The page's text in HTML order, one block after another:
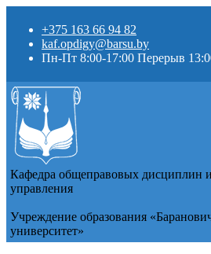
+375 163 66 94 82
kaf.opdigy@barsu.by
Пн-Пт 8:00-17:00 Перерыв
Кафедра общеправовых дисциплин и
управления
Учреждение образования
университет»